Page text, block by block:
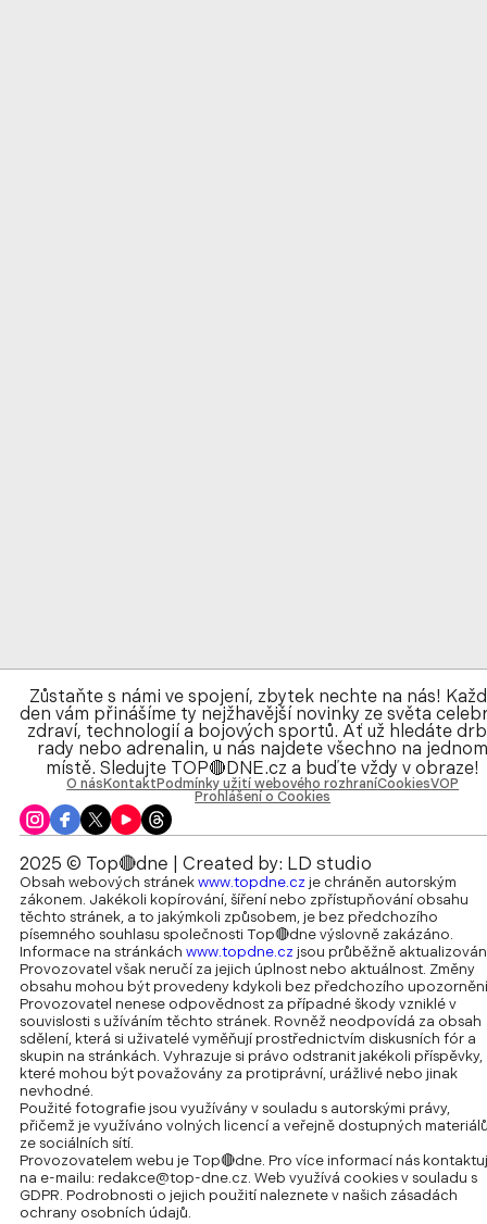
Zůstaňte s námi ve spojení, zbytek nechte na nás!
den vám přinášíme ty nejžhavější novinky ze světa
zdraví, technologií a bojových sportů. Ať už hledáte
rady nebo adrenalin, u nás najdete všechno na
místě. Sledujte TOP🔴DNE.cz a buďte vždy v obraze!
O nás Kontakt Podmínky užití webového rozhraníCookiesVOP
Prohlášení o Cookies
2025 © Top🔴dne | Created by: LD studio
Obsah webových stránek www.topdne.cz je chráněn autorským
zákonem. Jakékoli kopírování, šíření nebo zpřístupňování obsahu
těchto stránek, a to jakýmkoli způsobem, je bez předchozího
písemného souhlasu společnosti Top🔴dne výslovně zakázáno.
Informace na stránkách www.topdne.cz jsou průběžně
Provozovatel však neručí za jejich úplnost nebo aktuálnost. Změny
obsahu mohou být provedeny kdykoli bez předchozího
Provozovatel nenese odpovědnost za případné škody vzniklé v
souvislosti s užíváním těchto stránek. Rovněž neodpovídá za obsah
sdělení, která si uživatelé vyměňují prostřednictvím diskusních fór a
skupin na stránkách. Vyhrazuje si právo odstranit jakékoli příspěvky,
které mohou být považovány za protiprávní, urážlivé nebo jinak
nevhodné.
Použité fotografie jsou využívány v souladu s autorskými právy,
přičemž je využíváno volných licencí a veřejně dostupných
ze sociálních sítí.
Provozovatelem webu je Top🔴dne. Pro více informací nás
na e-mailu: redakce@top-dne.cz. Web využívá cookies v souladu s
GDPR. Podrobnosti o jejich použití naleznete v našich zásadách
ochrany osobních údajů.